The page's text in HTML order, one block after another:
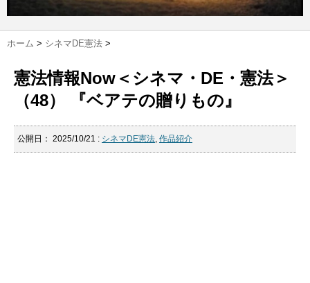
ホーム > シネマDE憲法 >
憲法情報Now＜シネマ・DE・憲法＞
（48） 『ベアテの贈りもの』
公開日： 2025/10/21 : シネマDE憲法, 作品紹介